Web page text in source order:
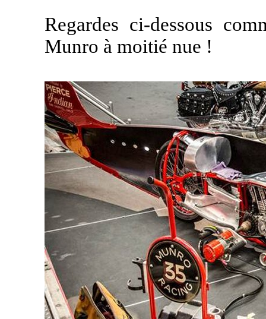
Regardes ci-dessous
Munro à moitié nue !